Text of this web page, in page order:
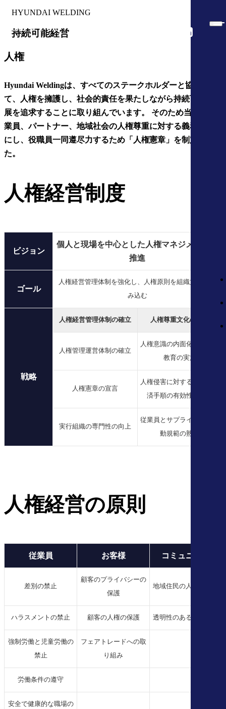
HYUNDAI WELDING
持続可能経営
人権
Hyundai Weldingは、すべてのステークホルダーと協力し
て、人権を擁護し、社会的責任を果たしながら持続可能な発
展を追求することに取り組んでいます。 そのため当社は従
業員、パートナー、地域社会の人権尊重に対する義務を明確
にし、役職員一同遵尽力するため「人権憲章」を制定しまし
た。
人権経営制度
ビジョン
個人と現場を中心とした人権マネジメントの
推進
ゴール
人権経営管理体制を強化し、人権原則を組織文化に組
み込む
戦略
人権経営管理体制の確立 人権尊重文化の拡散
人権管理運営体制の確立
人権意識の内面化に向けた
教育の実施
人権憲章の宣言
人権侵害に対する報告と救
済手順の有効性を確保
実行組織の専門性の向上
従業員とサプライヤーの行
動規範の熟知
人権経営の原則
従業員 お客様 コミュニティ
差別の禁止
顧客のプライバシーの
保護
地域住民の人権の保護
ハラスメントの禁止 顧客の人権の保護 透明性のある情報開示
強制労働と児童労働の
禁止
フェアトレードへの取
り組み
労働条件の遵守
安全で健康的な職場の